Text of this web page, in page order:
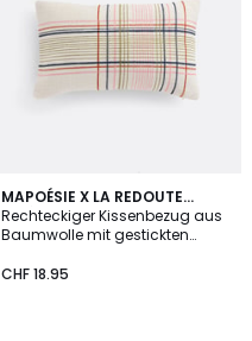
MAPOÉSIE X LA REDOUTE
INTÉRIEURS
Rechteckiger Kissenbezug aus
Baumwolle mit gestickten
CHF 18.95